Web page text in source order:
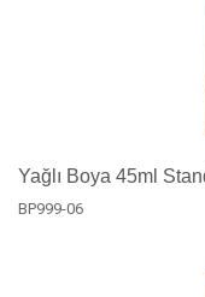
Yağlı Boya 45ml
BP999-06